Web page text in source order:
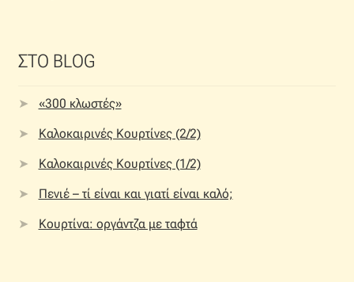
ΣΤΟ BLOG
«300 κλωστές»
Καλοκαιρινές Κουρτίνες (2/2)
Καλοκαιρινές Κουρτίνες (1/2)
Πενιέ – τί είναι και γιατί είναι καλό;
Κουρτίνα: οργάντζα με ταφτά